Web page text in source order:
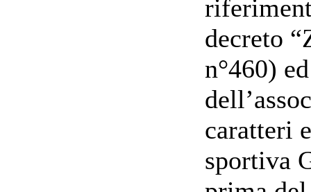
decreto
n°460)
caratteri
sportiva